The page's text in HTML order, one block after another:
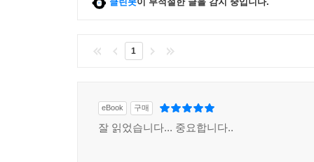
1
eBook 구매
잘 읽었습니다... 중요합니다..